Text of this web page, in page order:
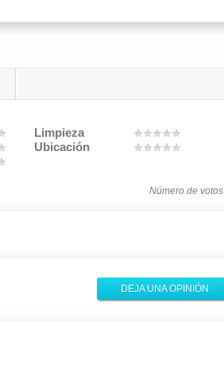
Limpieza
Ubicación
Número de votos
DEJA UNA OPINIÓN